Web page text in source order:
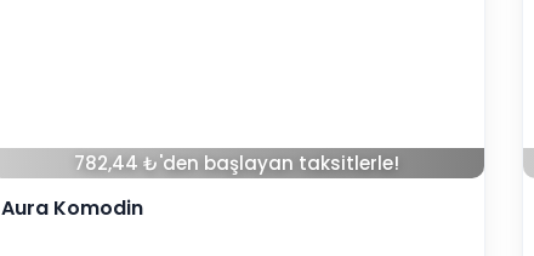
782,44 ₺'den başlayan taksitlerle!
Aura Komodin